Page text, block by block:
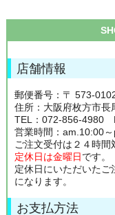
店舗情報
郵便番号：〒 573-
住所：大阪府枚方市長
TEL：072-856-4980
営業時間：am.10:00
ご注文受付は２４時間
定休日は金曜日です。
定休日にいただいたご
になります。
お支払方法